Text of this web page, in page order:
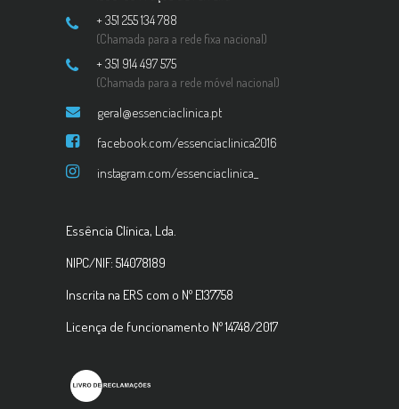
+ 351 255 134 788
(Chamada para a rede fixa nacional)
+ 351 914 497 575
(Chamada para a rede móvel nacional)
geral@essenciaclinica.pt
facebook.com/essenciaclinica2016
instagram.com/essenciaclinica_
Essência Clínica, Lda.
NIPC/NIF: 514078189
Inscrita na ERS com o Nº E137758
Licença de funcionamento Nº 14748/2017